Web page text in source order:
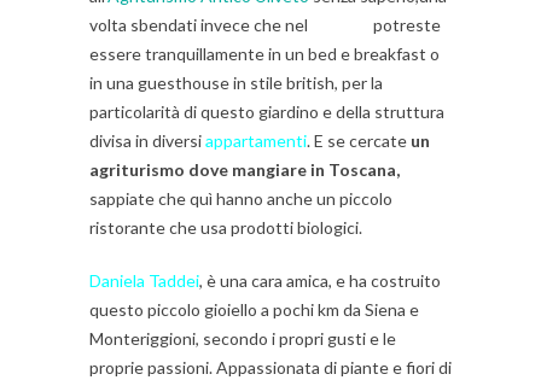
volta sbendati invece che nel
potreste
essere tranquillamente in un bed e breakfast o
in una guesthouse in stile british, per la
particolarità di questo giardino e della struttura
divisa in diversiappartamenti. E se cercate un
agriturismo dove mangiare in Toscana,
sappiate che quì hanno anche un piccolo
ristorante che usa prodotti biologici.
Daniela Taddei, è una cara amica, e ha costruito
questo piccolo gioiello a pochi km da Siena e
Monteriggioni, secondo i propri gusti e le
proprie passioni. Appassionata di piante e fiori di